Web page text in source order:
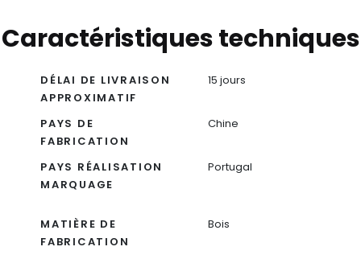
Caractéristiques techniques
DÉLAI DE LIVRAISON
APPROXIMATIF
15 jours
PAYS DE
FABRICATION
Chine
PAYS RÉALISATION
MARQUAGE
Portugal
MATIÈRE DE
FABRICATION
Bois